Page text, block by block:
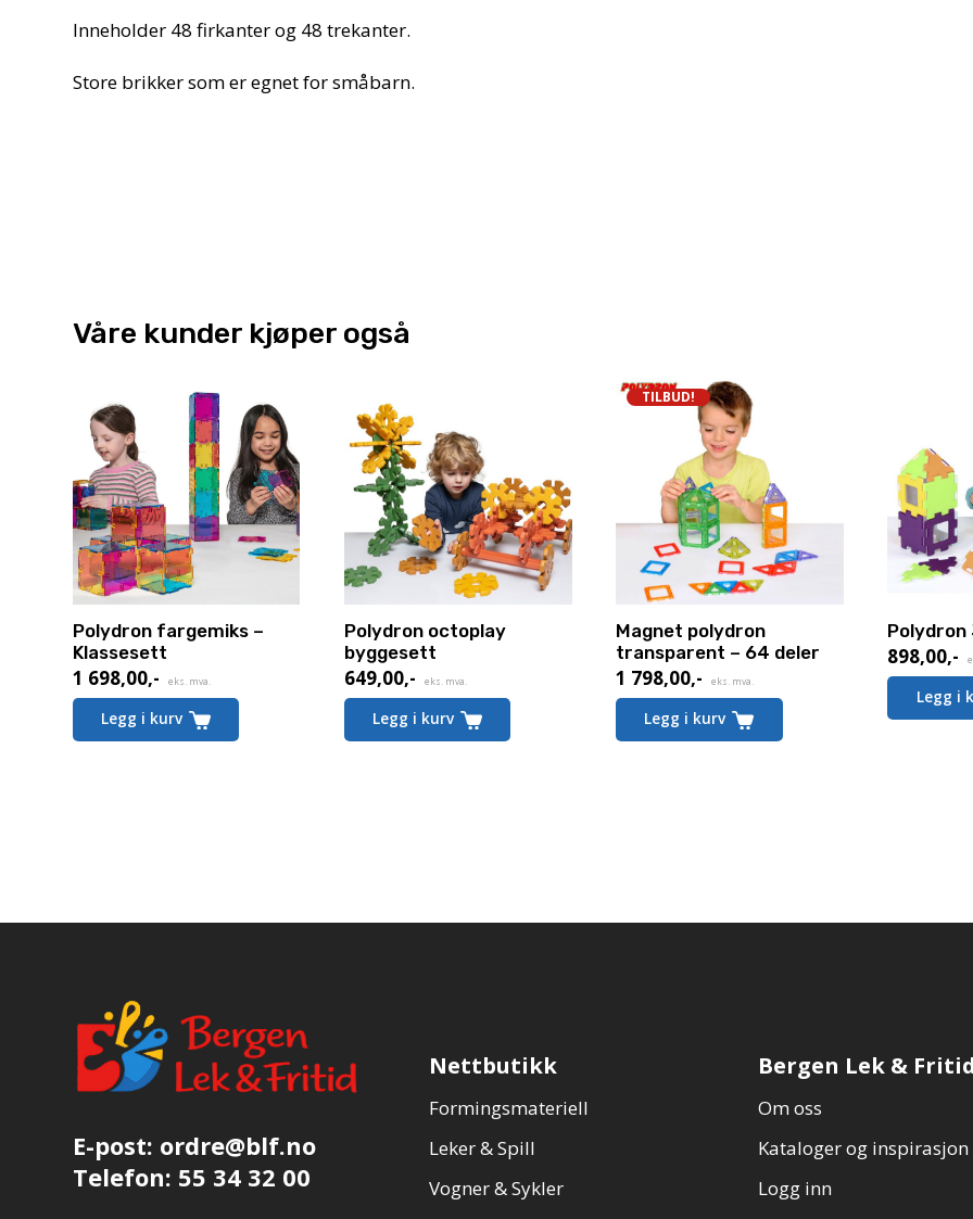
Inneholder 48 firkanter og 48 trekanter.
Store brikker som er egnet for småbarn.
Våre kunder kjøper også
Polydron fargemiks –
Klassesett
1 698,00,- eks. mva.
Legg i kurv
Polydron octoplay
byggesett
649,00,- eks. mva.
Legg i kurv
TILBUD!
Magnet polydron
transparent – 64 deler
1 798,00,-
Nåværende
pris
eks. mva.
Legg i kurv
898,00,-
Legg i
E-post: ordre@blf.no
Telefon: 55 34 32 00
Nettbutikk
Formingsmateriell
Leker & Spill
Vogner & Sykler
Bergen Lek &
Om oss
Kataloger og inspirasjon
Logg inn